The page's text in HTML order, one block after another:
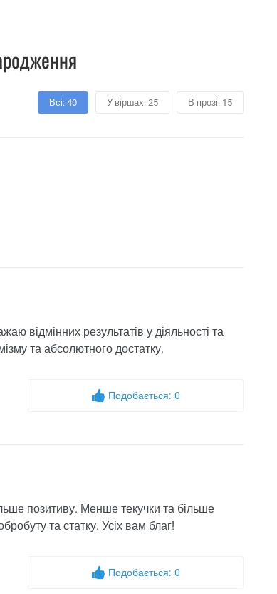
Всі: 40 У віршах: 25 В прозі: 15
відмінних результатів у діяльності та
та абсолютного достатку.
Подобається: 0
позитиву. Менше текучки та більше
та статку. Усіх вам благ!
Подобається: 0